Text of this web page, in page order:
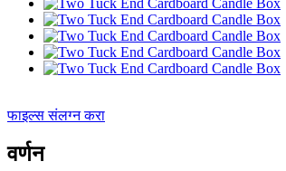
फाइल्स संलग्न करा
वर्णन